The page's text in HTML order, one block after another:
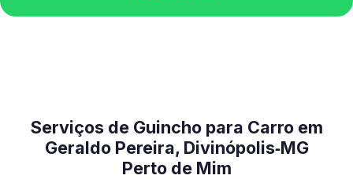
Serviços de Guincho para Carro em
Geraldo Pereira, Divinópolis‑MG
Perto de Mim